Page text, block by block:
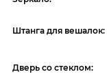
Штанга для вешалок:
Дверь со стеклом: